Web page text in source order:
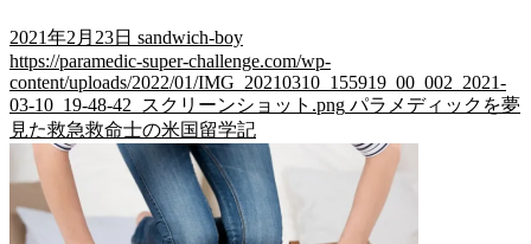
2021年2月23日 sandwich-boy
https://paramedic-super-challenge.com/wp-
content/uploads/2022/01/IMG_20210310_155919_00_002_2021-
03-10_19-48-42_スクリーンショット.png パラメディックを夢
見た救急救命士の米国留学記